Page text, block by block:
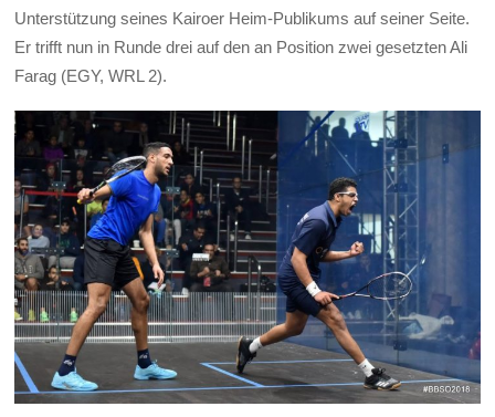
Unterstützung seines Kairoer Heim-Publikums auf seiner Seite.
Er trifft nun in Runde drei auf den an Position zwei gesetzten Ali
Farag (EGY, WRL 2).